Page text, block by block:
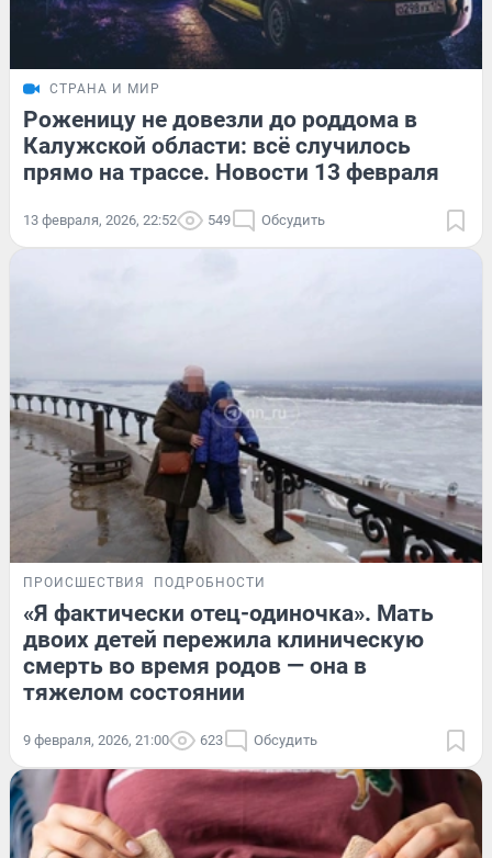
СТРАНА И МИР
Роженицу не довезли до роддома в
Калужской области: всё случилось
прямо на трассе. Новости 13 февраля
13 февраля, 2026, 22:52 549 Обсудить
ПРОИСШЕСТВИЯ ПОДРОБНОСТИ
«Я фактически отец-одиночка». Мать
двоих детей пережила клиническую
смерть во время родов — она в
тяжелом состоянии
9 февраля, 2026, 21:00 623 Обсудить